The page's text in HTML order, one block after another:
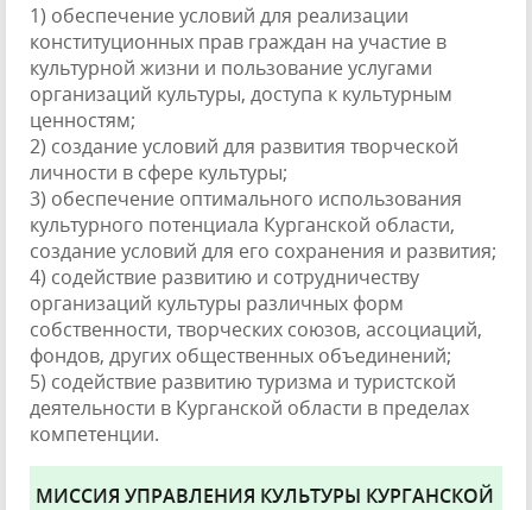
1) обеспечение условий для реализации
конституционных прав граждан на участие в
культурной жизни и пользование услугами
организаций культуры, доступа к культурным
ценностям;
2) создание условий для развития творческой
личности в сфере культуры;
3) обеспечение оптимального использования
культурного потенциала Курганской области,
создание условий для его сохранения и развития;
4) содействие развитию и сотрудничеству
организаций культуры различных форм
собственности, творческих союзов, ассоциаций,
фондов, других общественных объединений;
5) содействие развитию туризма и туристской
деятельности в Курганской области в пределах
компетенции.
МИССИЯ УПРАВЛЕНИЯ КУЛЬТУРЫ КУРГАНСКОЙ